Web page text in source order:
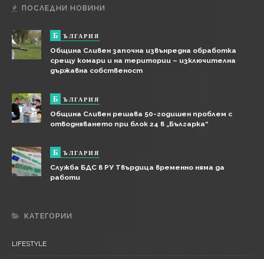
ПОСЛЕДНИ НОВИНИ
Б ЪЛГАРИЯ
Община Сливен започна извънредна обработка
срещу комари и на територии – изключителна
държавна собственост
Б ЪЛГАРИЯ
Община Сливен решава 50-годишен проблем с
отводняването при блок 24 в „Българка“
Б ЪЛГАРИЯ
Служба БДС в РУ Твърдица временно няма да
работи
КАТЕГОРИИ
LIFESTYLE